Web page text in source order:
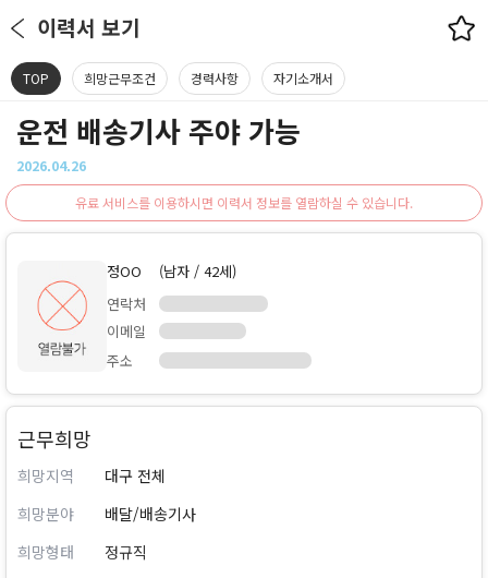
이력서 보기
TOP 희망근무조건 경력사항 자기소개서
운전 배송기사 주야 가능
2026.04.26
유료 서비스를 이용하시면 이력서 정보를 열람하실 수 있습니다.
정OO
(남자 / 42세)
연락처
이메일
주소
근무희망
희망지역
대구 전체
희망분야
배달/배송기사
희망형태
정규직